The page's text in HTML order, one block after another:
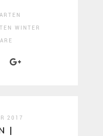
WINTER
2017
|